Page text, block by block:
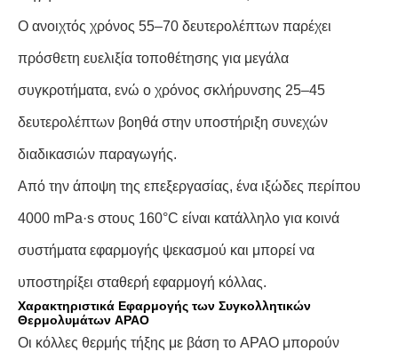
Ο ανοιχτός χρόνος 55–70 δευτερολέπτων παρέχει
πρόσθετη ευελιξία τοποθέτησης για μεγάλα
συγκροτήματα, ενώ ο χρόνος σκλήρυνσης 25–45
δευτερολέπτων βοηθά στην υποστήριξη συνεχών
διαδικασιών παραγωγής.
Από την άποψη της επεξεργασίας, ένα ιξώδες περίπου
4000 mPa·s στους 160°C είναι κατάλληλο για κοινά
συστήματα εφαρμογής ψεκασμού και μπορεί να
υποστηρίξει σταθερή εφαρμογή κόλλας.
Χαρακτηριστικά Εφαρμογής των Συγκολλητικών
Θερμολυμάτων APAO
Οι κόλλες θερμής τήξης με βάση το APAO μπορούν